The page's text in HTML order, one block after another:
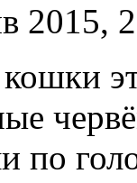
2015,
кошки
по